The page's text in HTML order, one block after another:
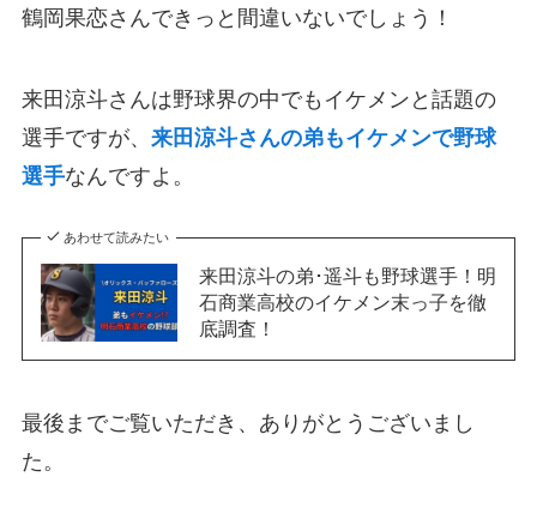
鶴岡果恋さんできっと間違いないでしょう！
来田涼斗さんは野球界の中でもイケメンと話題の
選手ですが、 来田涼斗さんの弟もイケメンで野球
選手なんですよ。
あわせて読みたい
来田涼斗の弟･遥斗も野球選手！明
石商業高校のイケメン末っ子を徹
底調査！
最後までご覧いただき、ありがとうございまし
た。